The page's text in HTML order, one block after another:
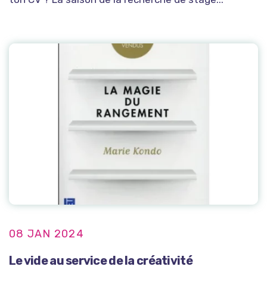
08 JAN 2024
Le vide au service de la créativité